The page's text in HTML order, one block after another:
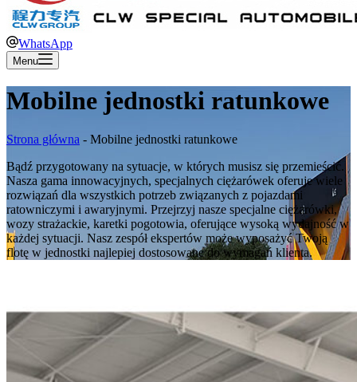
WhatsApp
Menu
Mobilne jednostki ratunkowe
Strona główna - Mobilne jednostki ratunkowe
Bądź przygotowany na sytuacje, w których musisz się przemieścić.
Nasza gama innowacyjnych, specjalnych ciężarówek oferuje wiele
rozwiązań dla wszystkich potrzeb związanych z pojazdami
ratowniczymi i awaryjnymi. Przejrzyj nasze specjalne ciężarówki,
wozy strażackie, karetki pogotowia, oferujące wysoką wydajność w
każdej sytuacji. Nasz zespół ekspertów może wyposażyć Twoją
flotę w jednostki najlepiej dostosowane do wymagań klienta.